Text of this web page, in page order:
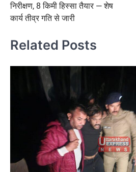
निरीक्षण, 8 किमी हिस्सा तैयार — शेष
कार्य तीव्र गति से जारी
Related Posts